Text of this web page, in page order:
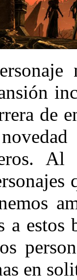
de
Al
a estos
en